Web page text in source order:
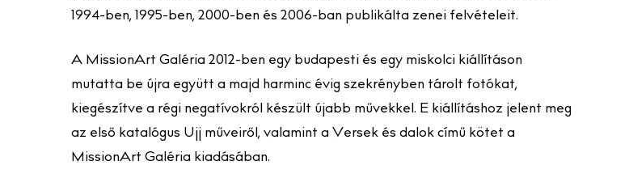
1994-ben, 1995-ben, 2000-ben és 2006-ban publikálta zenei felvételeit.
A MissionArt Galéria 2012-ben egy budapesti és egy miskolci kiállításon
mutatta be újra együtt a majd harminc évig szekrényben tárolt fotókat,
kiegészítve a régi negatívokról készült újabb művekkel. E kiállításhoz jelent meg
az első katalógus Ujj műveiről, valamint a Versek és dalok című kötet a
MissionArt Galéria kiadásában.